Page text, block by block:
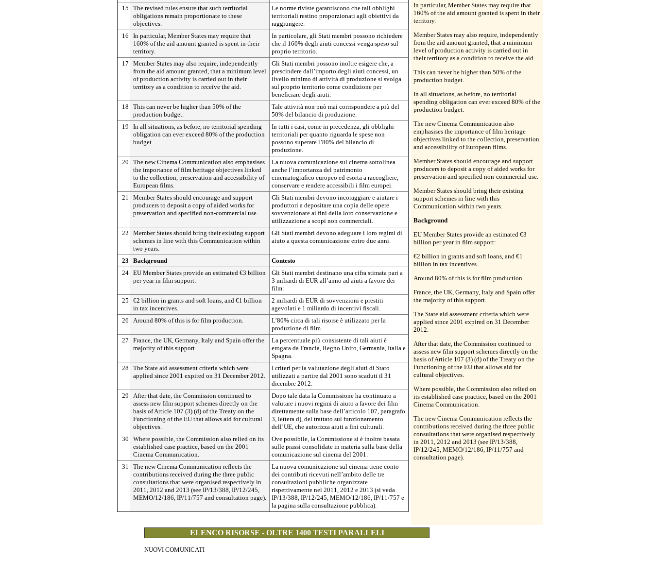
15
The revised rules ensure that such territorial
obligations remain proportionate to these
objectives.
Le norme riviste garantiscono che tali obblighi
territoriali restino proporzionati agli obiettivi da
raggiungere.
16
In particular, Member States may require that
160% of the aid amount granted is spent in their
territory.
In particolare, gli Stati membri possono richiedere
che il 160% degli aiuti concessi venga speso sul
proprio territorio.
17
Member States may also require, independently
from the aid amount granted, that a minimum level
of production activity is carried out in their
territory as a condition to receive the aid.
Gli Stati membri possono inoltre esigere che, a
prescindere dall’importo degli aiuti concessi, un
livello minimo di attività di produzione si svolga
sul proprio territorio come condizione per
beneficiare degli aiuti.
18
This can never be higher than 50% of the
production budget.
Tale attività non può mai corrispondere a più del
50% del bilancio di produzione.
19
In all situations, as before, no territorial spending
obligation can ever exceed 80% of the production
budget.
In tutti i casi, come in precedenza, gli obblighi
territoriali per quanto riguarda le spese non
possono superare l’80% del bilancio di
produzione.
20
The new Cinema Communication also emphasises
the importance of film heritage objectives linked
to the collection, preservation and accessibility of
European films.
La nuova comunicazione sul cinema sottolinea
anche l’importanza del patrimonio
cinematografico europeo ed esorta a raccogliere,
conservare e rendere accessibili i film europei.
21
Member States should encourage and support
producers to deposit a copy of aided works for
preservation and specified non-commercial use.
Gli Stati membri devono incoraggiare e aiutare i
produttori a depositare una copia delle opere
sovvenzionate ai fini della loro conservazione e
utilizzazione a scopi non commerciali.
22
Member States should bring their existing support
schemes in line with this Communication within
two years.
Gli Stati membri devono adeguare i loro regimi di
aiuto a questa comunicazione entro due anni.
23 Background
Contesto
24 EU Member States provide an estimated €3 billion
per year in film support:
Gli Stati membri destinano una cifra stimata pari a
3 miliardi di EUR all’anno ad aiuti a favore dei
film:
25
€2 billion in grants and soft loans, and €1 billion
in tax incentives.
2 miliardi di EUR di sovvenzioni e prestiti
agevolati e 1 miliardo di incentivi fiscali.
26
Around 80% of this is for film production.
L’80% circa di tali risorse è utilizzato per la
produzione di film.
27
France, the UK, Germany, Italy and Spain offer the
majority of this support.
La percentuale più consistente di tali aiuti è
erogata da Francia, Regno Unito, Germania, Italia e
Spagna.
28
The State aid assessment criteria which were
applied since 2001 expired on 31 December 2012.
I criteri per la valutazione degli aiuti di Stato
utilizzati a partire dal 2001 sono scaduti il 31
dicembre 2012.
29
After that date, the Commission continued to
assess new film support schemes directly on the
basis of Article 107 (3) (d) of the Treaty on the
Functioning of the EU that allows aid for cultural
objectives.
Dopo tale data la Commissione ha continuato a
valutare i nuovi regimi di aiuto a favore dei film
direttamente sulla base dell’articolo 107, paragrafo
3, lettera d), del trattato sul funzionamento
dell’UE, che autorizza aiuti a fini culturali.
30
Where possible, the Commission also relied on its
established case practice, based on the 2001
Cinema Communication.
Ove possibile, la Commissione si è inoltre basata
sulle prassi consolidate in materia sulla base della
comunicazione sul cinema del 2001.
31
The new Cinema Communication reflects the
contributions received during the three public
consultations that were organised respectively in
2011, 2012 and 2013 (see IP/13/388, IP/12/245,
MEMO/12/186, IP/11/757 and consultation page).
La nuova comunicazione sul cinema tiene conto
dei contributi ricevuti nell’ambito delle tre
consultazioni pubbliche organizzate
rispettivamente nel 2011, 2012 e 2013 (si veda
IP/13/388, IP/12/245, MEMO/12/186, IP/11/757 e
la pagina sulla consultazione pubblica).
In particular, Member States may require that
160% of the aid amount granted is spent in their
territory.
Member States may also require, independently
from the aid amount granted, that a minimum
level of production activity is carried out in
their territory as a condition to receive the aid.
This can never be higher than 50% of the
production budget.
In all situations, as before, no territorial
spending obligation can ever exceed 80% of the
production budget.
The new Cinema Communication also
emphasises the importance of film heritage
objectives linked to the collection, preservation
and accessibility of European films.
Member States should encourage and support
producers to deposit a copy of aided works for
preservation and specified non-commercial use.
Member States should bring their existing
support schemes in line with this
Communication within two years.
Background
EU Member States provide an estimated €3
billion per year in film support:
€2 billion in grants and soft loans, and €1
billion in tax incentives.
Around 80% of this is for film production.
France, the UK, Germany, Italy and Spain offer
the majority of this support.
The State aid assessment criteria which were
applied since 2001 expired on 31 December
2012.
After that date, the Commission continued to
assess new film support schemes directly on the
basis of Article 107 (3) (d) of the Treaty on the
Functioning of the EU that allows aid for
cultural objectives.
Where possible, the Commission also relied on
its established case practice, based on the 2001
Cinema Communication.
The new Cinema Communication reflects the
contributions received during the three public
consultations that were organised respectively
in 2011, 2012 and 2013 (see IP/13/388,
IP/12/245, MEMO/12/186, IP/11/757 and
consultation page).
ELENCO RISORSE - OLTRE 1400 TESTI PARALLELI
NUOVI COMUNICATI